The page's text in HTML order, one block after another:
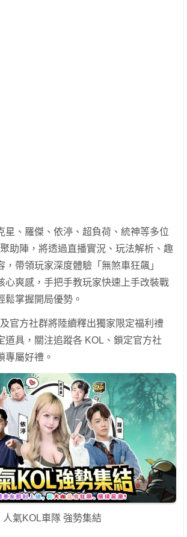
星、羅傑、依渟、超負荷、統神等多位
助陣，將透過直播實況、玩法解析、趣
，帶領玩家深度體驗「無煞車狂飆」
心爽感，手把手教玩家快速上手改裝戰
鬆掌握開局優勢。
官方社群將陸續釋出獨家限定福利禮
道具，關注追蹤各 KOL、鎖定官方社
專屬好禮。
人氣KOL車隊 強勢集結